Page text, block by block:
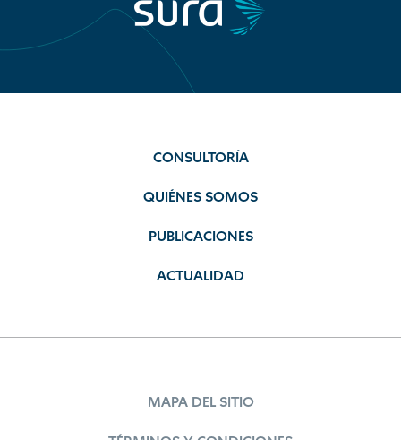
CONSULTORÍA
QUIÉNES SOMOS
PUBLICACIONES
ACTUALIDAD
MAPA DEL SITIO